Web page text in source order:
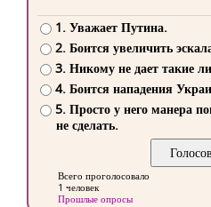
1. Уважает Путина.
2. Боится увеличить
3. Никому не дает такие
4. Боится нападения
5. Просто у него манера
не сделать.
Всего проголосовало
1 человек
Прошлые опросы